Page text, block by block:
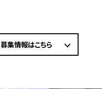
募集情報はこちら